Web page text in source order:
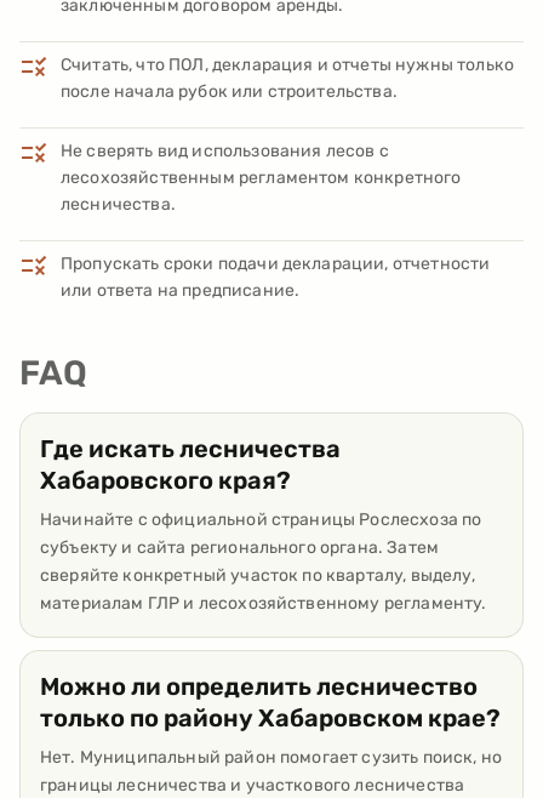
заключенным договором аренды.
Считать, что ПОЛ, декларация и отчеты нужны только
после начала рубок или строительства.
Не сверять вид использования лесов с
лесохозяйственным регламентом конкретного
лесничества.
Пропускать сроки подачи декларации, отчетности
или ответа на предписание.
FAQ
Где искать лесничества
Хабаровского края?
Начинайте с официальной страницы Рослесхоза по
субъекту и сайта регионального органа. Затем
сверяйте конкретный участок по кварталу, выделу,
материалам ГЛР и лесохозяйственному регламенту.
Можно ли определить лесничество
только по району Хабаровском крае?
Нет. Муниципальный район помогает сузить поиск, но
границы лесничества и участкового лесничества